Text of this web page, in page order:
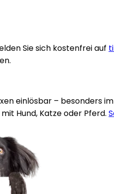
Sie sich kostenfrei auf
einlösbar – besonders
Hund, Katze oder Pferd.